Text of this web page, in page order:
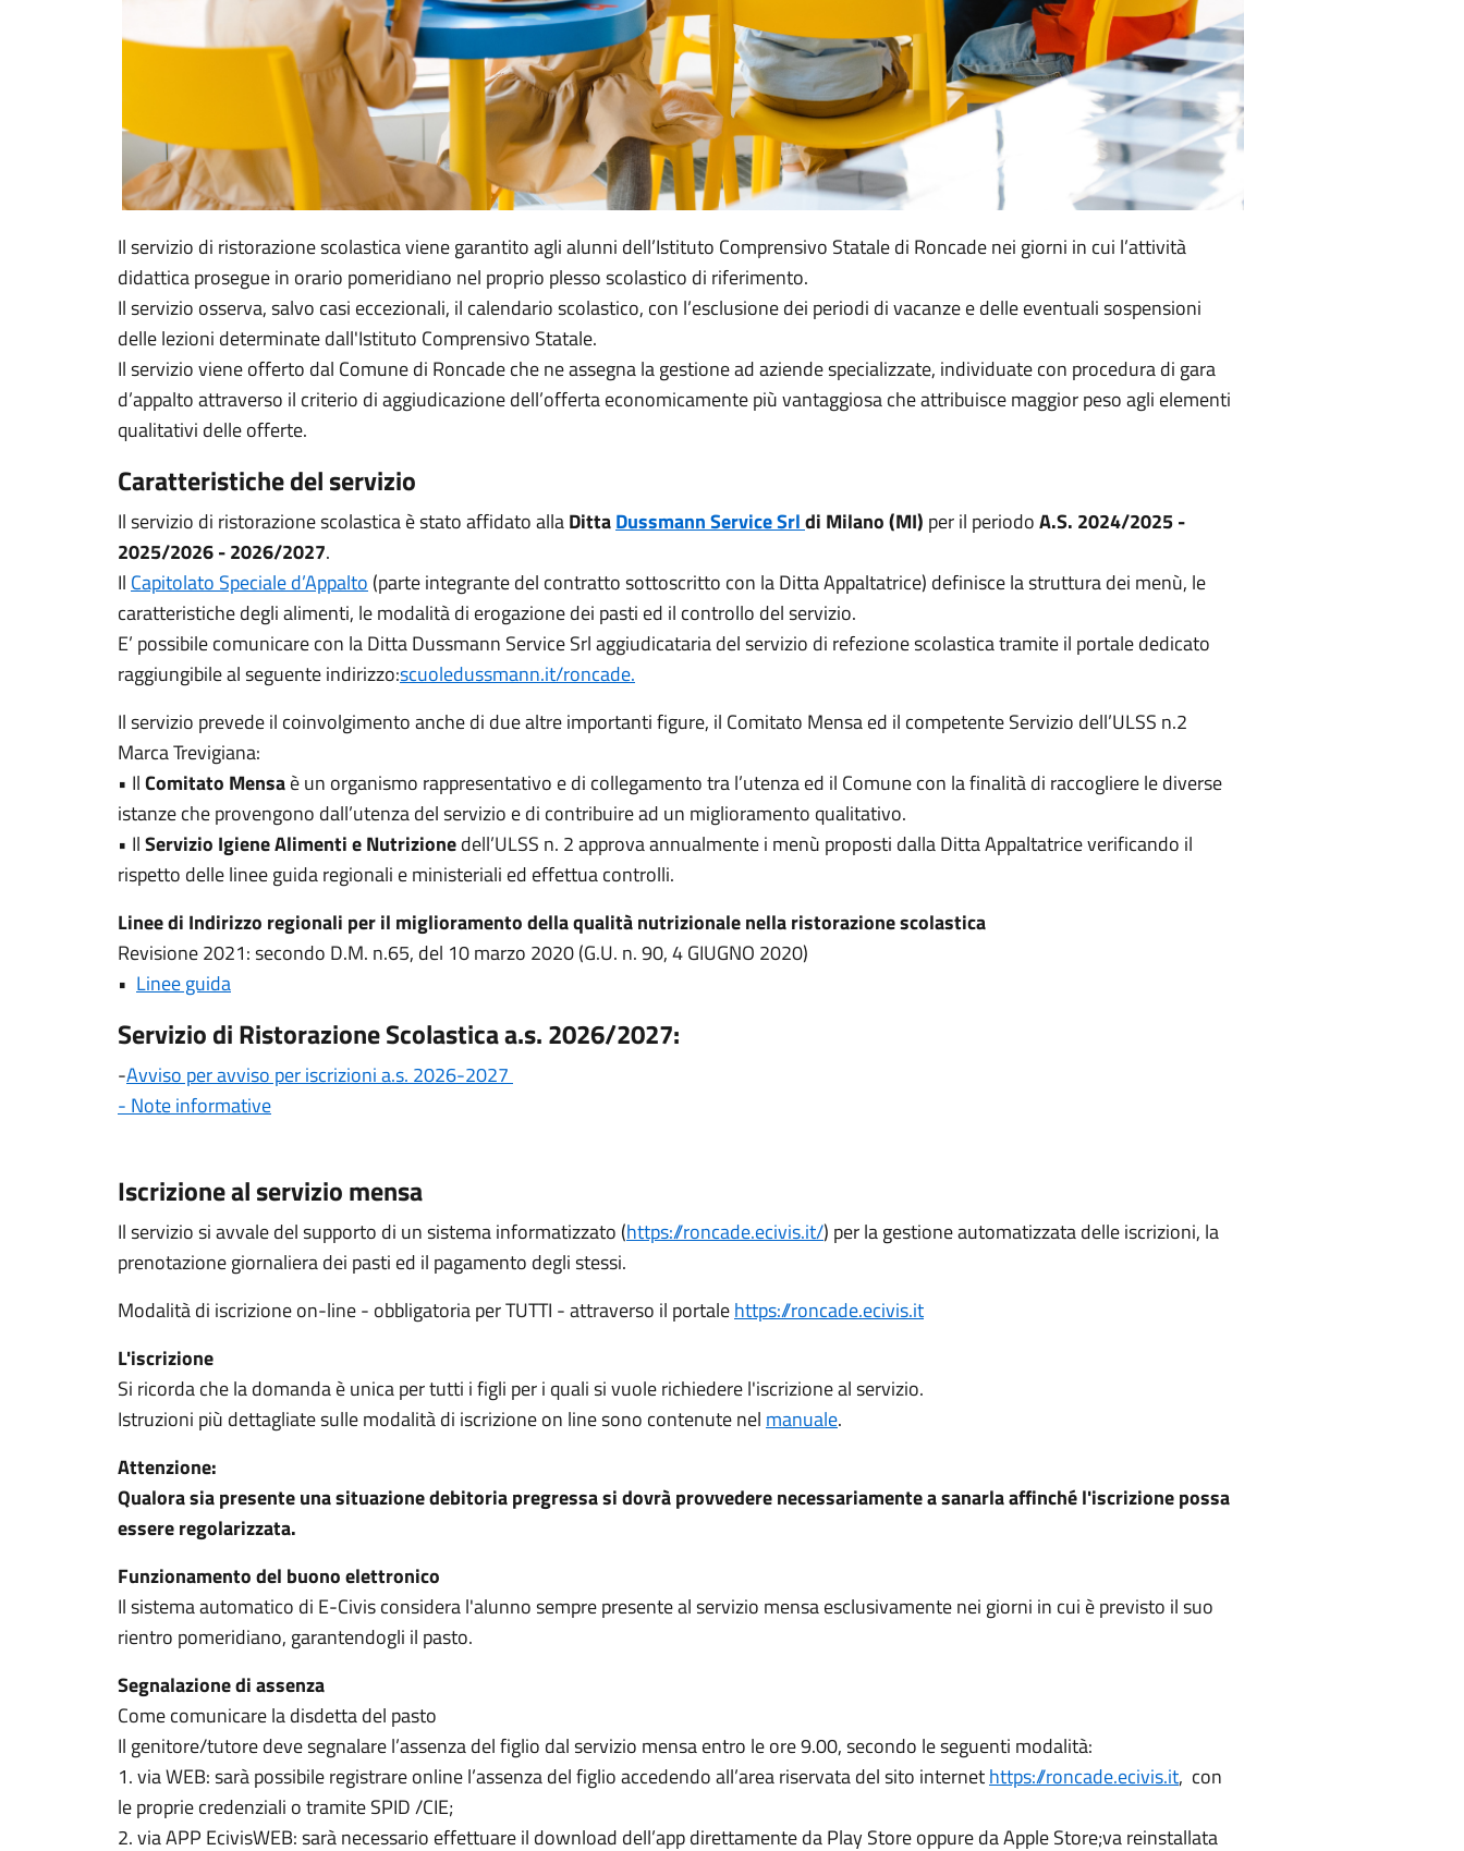
Il servizio di ristorazione scolastica viene garantito agli alunni dell’Istituto Comprensivo Statale di Roncade nei giorni in cui l’attività
didattica prosegue in orario pomeridiano nel proprio plesso scolastico di riferimento.
Il servizio osserva, salvo casi eccezionali, il calendario scolastico, con l’esclusione dei periodi di vacanze e delle eventuali sospensioni
delle lezioni determinate dall'Istituto Comprensivo Statale.
Il servizio viene offerto dal Comune di Roncade che ne assegna la gestione ad aziende specializzate, individuate con procedura di gara
d’appalto attraverso il criterio di aggiudicazione dell’offerta economicamente più vantaggiosa che attribuisce maggior peso agli elementi
qualitativi delle offerte.
Caratteristiche del servizio
Il servizio di ristorazione scolastica è stato affidato allaDittaDussmann Service Srldi Milano (MI) per il periodoA.S. 2024/2025 -
2025/2026 - 2026/2027.
Il Capitolato Speciale d’Appalto (parte integrante del contratto sottoscritto con la Ditta Appaltatrice) definisce la struttura dei menù, le
caratteristiche degli alimenti, le modalità di erogazione dei pasti ed il controllo del servizio.
E’ possibile comunicare con la Ditta Dussmann Service Srl aggiudicataria del servizio di refezione scolastica tramite il portale dedicato
raggiungibile al seguente indirizzo:scuoledussmann.it/roncade.
Il servizio prevede il coinvolgimento anche di due altre importanti figure, il Comitato Mensa ed il competente Servizio dell’ULSS n.2
Marca Trevigiana:
• IlComitato Mensaè un organismo rappresentativo e di collegamento tra l’utenza ed il Comune con la finalità di raccogliere le diverse
istanze che provengono dall’utenza del servizio e di contribuire ad un miglioramento qualitativo.
• IlServizio Igiene Alimenti e Nutrizionedell’ULSS n. 2 approva annualmente i menù proposti dalla Ditta Appaltatrice verificando il
rispetto delle linee guida regionali e ministeriali ed effettua controlli.
Linee di Indirizzo regionali per il miglioramento della qualità nutrizionale nella ristorazione scolastica
Revisione 2021: secondo D.M. n.65, del 10 marzo 2020 (G.U. n. 90, 4 GIUGNO 2020)
• Linee guida
Servizio di Ristorazione Scolastica a.s. 2026/2027:
-Avviso per avviso per iscrizioni a.s. 2026-2027
- Note informative
Iscrizione al servizio mensa
Il servizio si avvale del supporto di un sistema informatizzato (https://roncade.ecivis.it/) per la gestione automatizzata delle iscrizioni, la
prenotazione giornaliera dei pasti ed il pagamento degli stessi.
Modalità di iscrizione on-line - obbligatoria per TUTTI - attraverso il portalehttps://roncade.ecivis.it
L'iscrizione
Si ricorda che la domanda è unica per tutti i figli per i quali si vuole richiedere l'iscrizione al servizio.
Istruzioni più dettagliate sulle modalità di iscrizione on line sono contenute nel manuale.
Attenzione:
Qualora sia presente una situazione debitoria pregressa si dovrà provvedere necessariamente a sanarla affinché l'iscrizione possa
essere regolarizzata.
Funzionamento del buono elettronico
Il sistema automatico di E-Civis considera l'alunno sempre presente al servizio mensa esclusivamente nei giorni in cui è previsto il suo
rientro pomeridiano, garantendogli il pasto.
Segnalazione di assenza
Come comunicare la disdetta del pasto
Il genitore/tutore deve segnalare l’assenza del figlio dal servizio mensa entro le ore 9.00, secondo le seguenti modalità:
1. via WEB: sarà possibile registrare online l’assenza del figlio accedendo all’area riservata del sito internethttps://roncade.ecivis.it, con
le proprie credenziali o tramite SPID /CIE;
2. via APP EcivisWEB: sarà necessario effettuare il download dell’app direttamente da Play Store oppure da Apple Store;va reinstallata